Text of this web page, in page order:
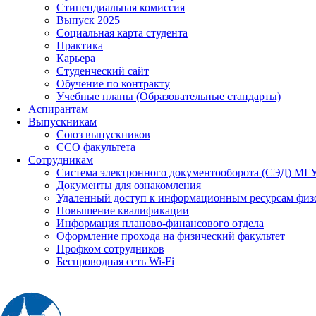
Стипендиальная комиссия
Выпуск 2025
Социальная карта студента
Практика
Карьера
Студенческий сайт
Обучение по контракту
Учебные планы (Образовательные стандарты)
Аспирантам
Выпускникам
Союз выпускников
ССО факультета
Сотрудникам
Система электронного документооборота (СЭД)
Документы для ознакомления
Удаленный доступ к информационным ресурсам
Повышение квалификации
Информация планово-финансового отдела
Оформление прохода на физический факультет
Профком сотрудников
Беспроводная сеть Wi-Fi